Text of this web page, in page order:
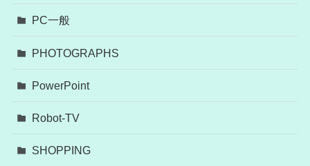
PC一般
PHOTOGRAPHS
PowerPoint
Robot-TV
SHOPPING